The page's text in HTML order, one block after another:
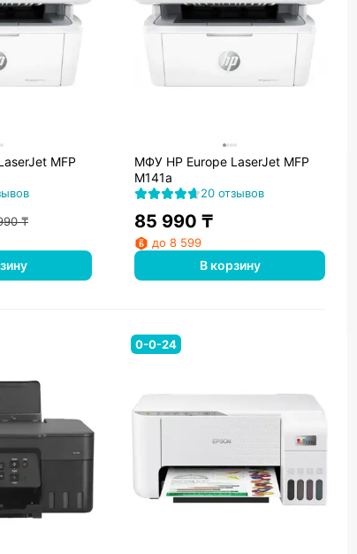
MFP
₸
МФУ HP Europe LaserJet MFP
M141a
20 отзывов
85 990 ₸
до 8 599
В корзину
0-0-24